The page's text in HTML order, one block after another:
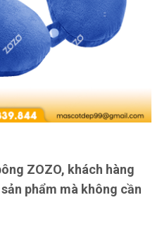
ZOZO, khách hàng
phẩm mà không cần